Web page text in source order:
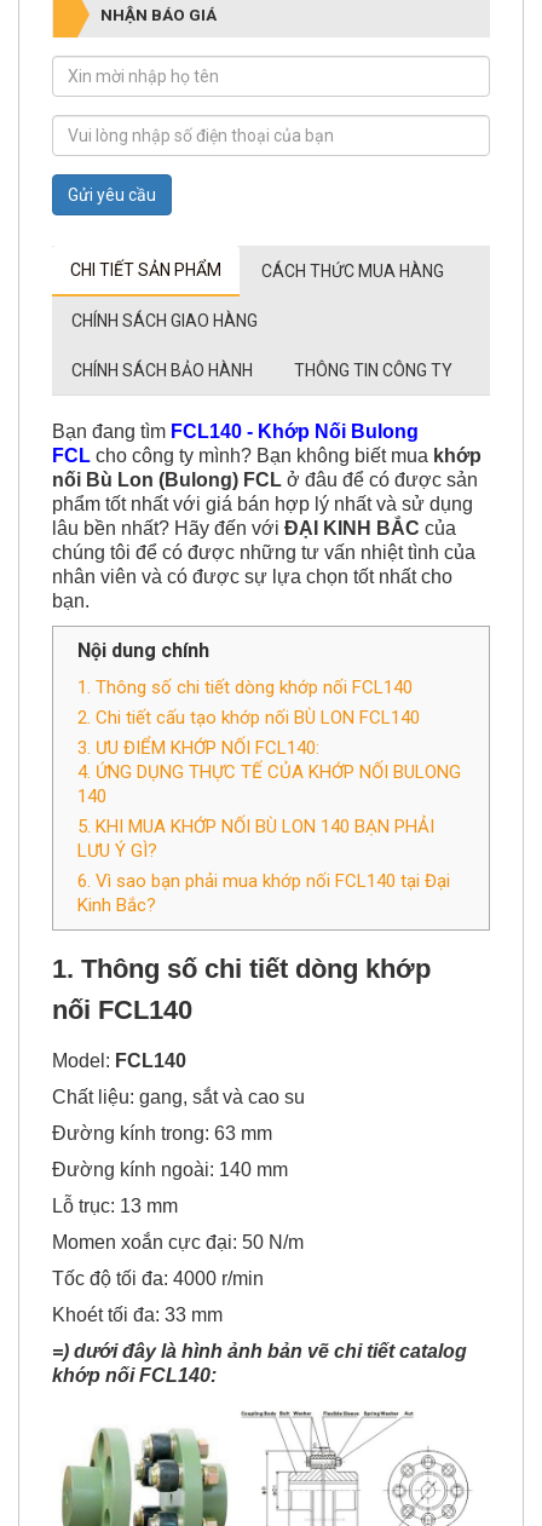
NHẬN BÁO GIÁ
Gửi yêu cầu
CHI TIẾT SẢN PHẨM CÁCH THỨC MUA HÀNG
CHÍNH SÁCH GIAO HÀNG
CHÍNH SÁCH BẢO HÀNH THÔNG TIN CÔNG TY
Bạn đang tìm FCL140 - Khớp Nối Bulong
FCL cho công ty mình? Bạn không biết mua khớp
nối Bù Lon (Bulong) FCL ở đâu để có được sản
phẩm tốt nhất với giá bán hợp lý nhất và sử dụng
lâu bền nhất? Hãy đến với ĐẠI KINH BẮC của
chúng tôi để có được những tư vấn nhiệt tình của
nhân viên và có được sự lựa chọn tốt nhất cho
bạn.
Nội dung chính
1. Thông số chi tiết dòng khớp nối FCL140
2. Chi tiết cấu tạo khớp nối BÙ LON FCL140
3. ƯU ĐIỂM KHỚP NỐI FCL140:
4. ỨNG DỤNG THỰC TẾ CỦA KHỚP NỐI BULONG
140
5. KHI MUA KHỚP NỐI BÙ LON 140 BẠN PHẢI
LƯU Ý GÌ?
6. Vì sao bạn phải mua khớp nối FCL140 tại Đại
Kinh Bắc?
1. Thông số chi tiết dòng khớp
nối FCL140
Model: FCL140
Chất liệu: gang, sắt và cao su
Đường kính trong: 63 mm
Đường kính ngoài: 140 mm
Lỗ trục: 13 mm
Momen xoắn cực đại: 50 N/m
Tốc độ tối đa: 4000 r/min
Khoét tối đa: 33 mm
=) dưới đây là hình ảnh bản vẽ chi tiết catalog
khớp nối FCL140: